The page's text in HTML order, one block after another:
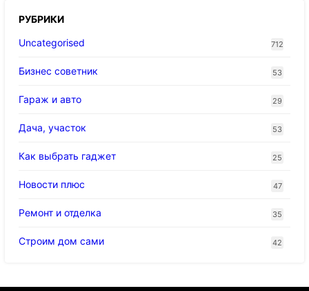
РУБРИКИ
Uncategorised
712
Бизнес советник 53
Гараж и авто 29
Дача, участок 53
Как выбрать гаджет 25
Новости плюс 47
Ремонт и отделка 35
Строим дом сами 42